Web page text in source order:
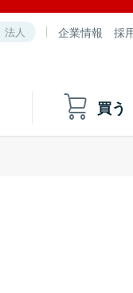
法人 企業情報 採
買う